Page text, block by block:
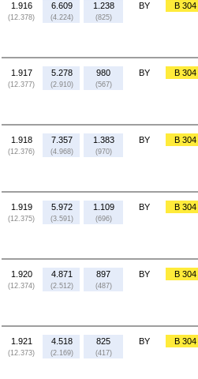
1.916
(12.378)
6.609
(4.224)
1.238
(825)
BY B 304
1.917
(12.377)
5.278
(2.910)
980
(567)
BY B 304
1.918
(12.376)
7.357
(4.968)
1.383
(970)
BY B 304
1.919
(12.375)
5.972
(3.591)
1.109
(696)
BY B 304
1.920
(12.374)
4.871
(2.512)
897
(487)
BY B 304
1.921
(12.373)
4.518
(2.169)
825
(417)
BY B 304